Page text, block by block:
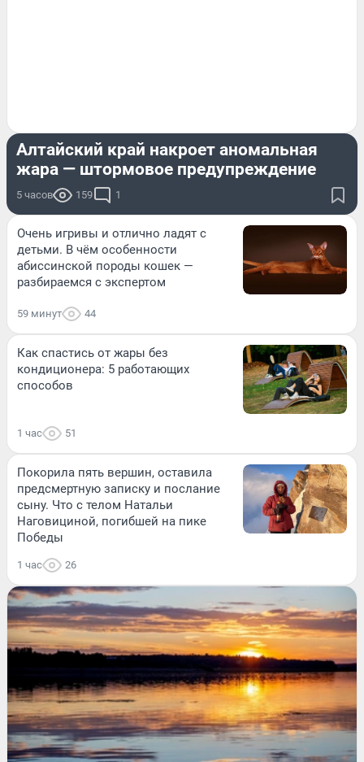
Алтайский край накроет аномальная
жара — штормовое предупреждение
5 часов 159 1
Очень игривы и отлично ладят с
детьми. В чём особенности
абиссинской породы кошек —
разбираемся с экспертом
59 минут 44
Как спастись от жары без
кондиционера: 5 работающих
способов
1 час 51
Покорила пять вершин, оставила
предсмертную записку и послание
сыну. Что с телом Натальи
Наговициной, погибшей на пике
Победы
1 час 26